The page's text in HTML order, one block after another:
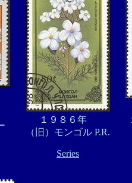
１９８６年
（旧）モンゴル P.R.
Series